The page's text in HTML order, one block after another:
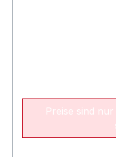
Preise sind